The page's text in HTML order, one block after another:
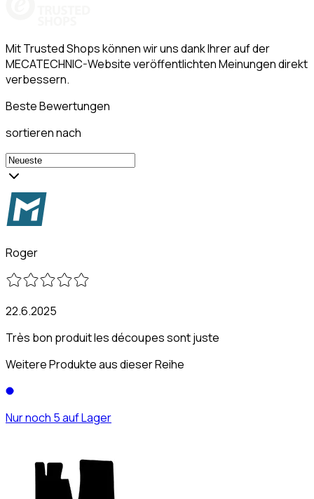
Mit Trusted Shops können wir uns dank Ihrer auf der
MECATECHNIC-Website veröffentlichten Meinungen direkt
verbessern.
Beste Bewertungen
sortieren nach
Roger
22.6.2025
Très bon produit les découpes sont juste
Weitere Produkte aus dieser Reihe
Nur noch 5 auf Lager